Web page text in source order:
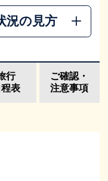
況の見方
行
程表
ご確認・
注意事項